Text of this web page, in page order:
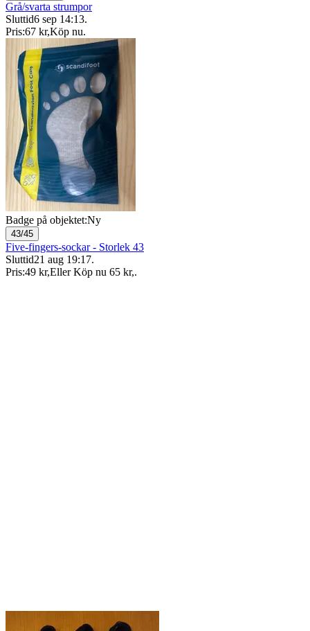
Grå/svarta strumpor
Sluttid6 sep 14:13.
Pris:67 kr,Köp nu.
Badge på objektet:Ny
43/45
Five-fingers-sockar - Storlek 43
Sluttid21 aug 19:17.
Pris:49 kr,Eller Köp nu 65 kr,.